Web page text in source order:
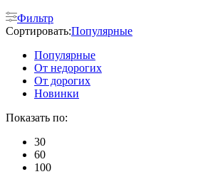
Фильтр
Сортировать:Популярные
Популярные
От недорогих
От дорогих
Новинки
Показать по:
30
60
100